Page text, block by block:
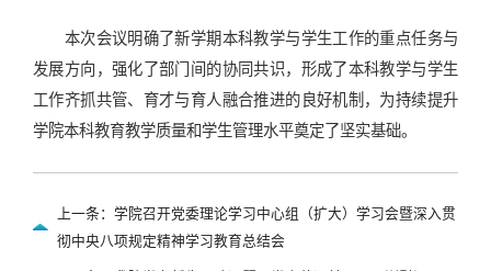
本次会议明确了新学期本科教学与学生工作的重点任务与
发展方向，强化了部门间的协同共识，形成了本科教学与学生
工作齐抓共管、育才与育人融合推进的良好机制，为持续提升
学院本科教育教学质量和学生管理水平奠定了坚实基础。
上一条：学院召开党委理论学习中心组（扩大）学习会暨深入贯
彻中央八项规定精神学习教育总结会